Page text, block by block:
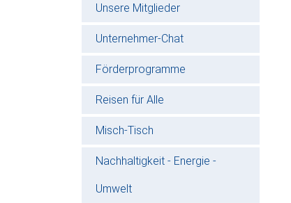
Unsere Mitglieder
Unternehmer-Chat
Förderprogramme
Reisen für Alle
Misch-Tisch
Nachhaltigkeit - Energie -
Umwelt